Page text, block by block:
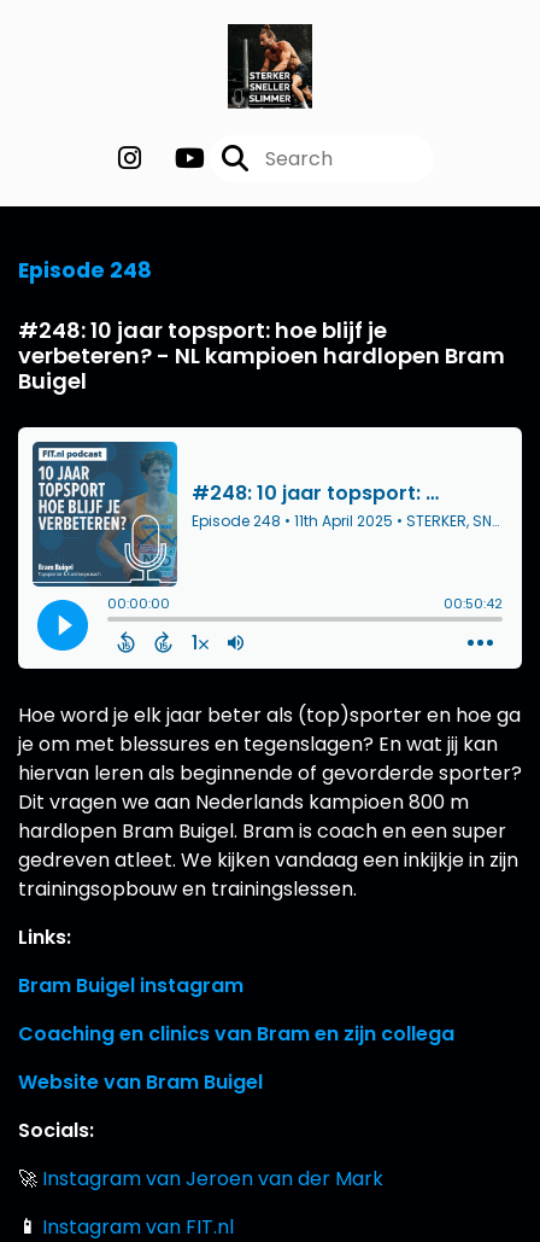
Episode 248
#248: 10 jaar topsport: hoe blijf je
verbeteren? - NL kampioen hardlopen Bram
Buigel
Hoe word je elk jaar beter als (top)sporter en hoe ga
je om met blessures en tegenslagen? En wat jij kan
hiervan leren als beginnende of gevorderde sporter?
Dit vragen we aan Nederlands kampioen 800 m
hardlopen Bram Buigel. Bram is coach en een super
gedreven atleet. We kijken vandaag een inkijkje in zijn
trainingsopbouw en trainingslessen.
Links:
Bram Buigel instagram
Coaching en clinics van Bram en zijn collega
Website van Bram Buigel
Socials:
🚀 Instagram van Jeroen van der Mark
📱 Instagram van FIT.nl